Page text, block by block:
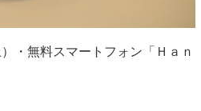
・無料スマートフォン「Ｈａｎ